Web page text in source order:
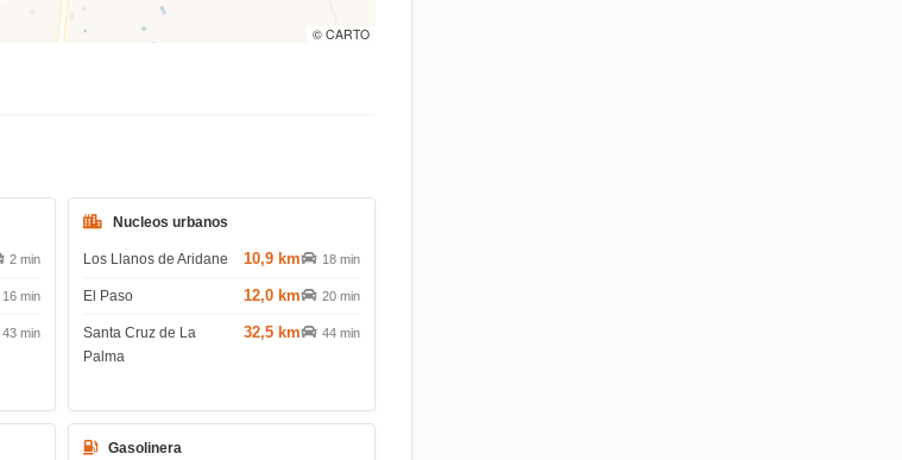
© CARTO
2 min
16 min
43 min
Nucleos urbanos
Los Llanos de Aridane 10,9 km 18 min
El Paso 12,0 km 20 min
Santa Cruz de La
Palma
32,5 km 44 min
Gasolinera